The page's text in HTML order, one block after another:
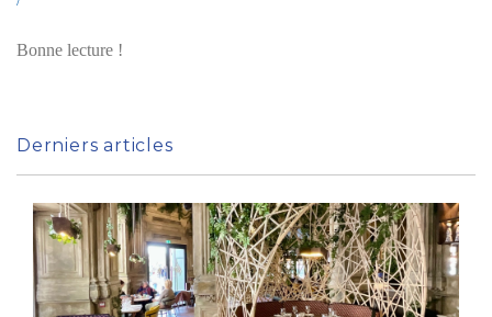
Bonne lecture !
Derniers articles